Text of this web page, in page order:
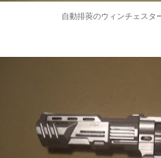
自動排莢のウィンチェスタ